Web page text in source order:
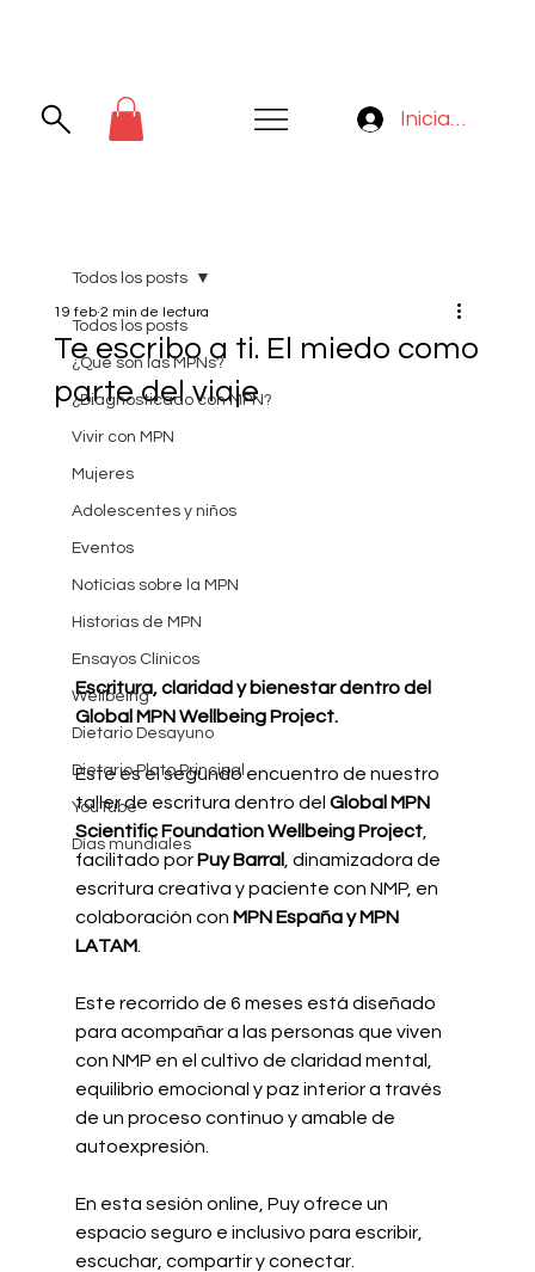
Iniciar sesión
Todos los posts
¿Qué son las MPNs?
¿Diagnosticado con MPN?
Vivir con MPN
Mujeres
Adolescentes y niños
Eventos
Notícias sobre la MPN
Historias de MPN
Ensayos Clínicos
Wellbeing
Dietario Desayuno
Dietario Plato Principal
YouTube
Días mundiales
Todos los posts
Te escribo a ti. El miedo como
parte del viaje
19 feb 2 min de lectura
Escritura, claridad y bienestar dentro del
Global MPN Wellbeing Project.
Este es el segundo encuentro de nuestro
taller de escritura dentro del Global MPN
Scientific Foundation Wellbeing Project,
facilitado por Puy Barral, dinamizadora de
escritura creativa y paciente con NMP, en
colaboración con MPN España y MPN
LATAM.
Este recorrido de 6 meses está diseñado
para acompañar a las personas que viven
con NMP en el cultivo de claridad mental,
equilibrio emocional y paz interior a través
de un proceso continuo y amable de
autoexpresión.
En esta sesión online, Puy ofrece un
espacio seguro e inclusivo para escribir,
escuchar, compartir y conectar.